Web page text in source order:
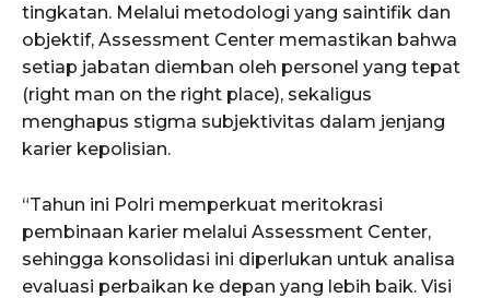
tingkatan. Melalui metodologi yang saintifik dan
objektif, Assessment Center memastikan bahwa
setiap jabatan diemban oleh personel yang tepat
(right man on the right place), sekaligus
menghapus stigma subjektivitas dalam jenjang
karier kepolisian.
“Tahun ini Polri memperkuat meritokrasi
pembinaan karier melalui Assessment Center,
sehingga konsolidasi ini diperlukan untuk analisa
evaluasi perbaikan ke depan yang lebih baik. Visi